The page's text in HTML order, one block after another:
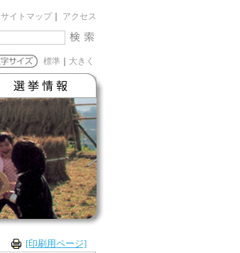
サイトマップ アクセス
標準 大きく
[印刷用ページ]